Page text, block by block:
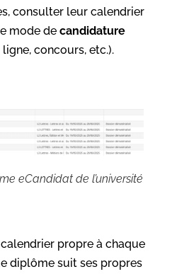
consulter leur calendrier
mode de candidature
concours, etc.).
eCandidat de l’université
calendrier propre à chaque
diplôme suit ses propres